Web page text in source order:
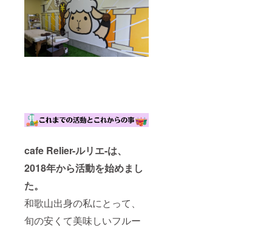
cafe Relier-ルリエ-は、
2018年から活動を始めまし
た。
和歌山出身の私にとって、
旬の安くて美味しいフルー